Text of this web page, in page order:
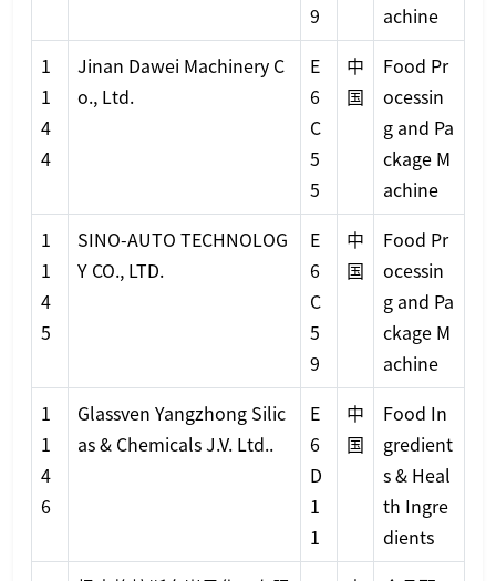
9
achine
1
1
4
4
Jinan Dawei Machinery C
o., Ltd.
E
6
C
5
5
中
国
Food Pr
ocessin
g and Pa
ckage M
achine
1
1
4
5
SINO-AUTO TECHNOLOG
Y CO., LTD.
E
6
C
5
9
中
国
Food Pr
ocessin
g and Pa
ckage M
achine
1
1
4
6
Glassven Yangzhong Silic
as & Chemicals J.V. Ltd..
E
6
D
1
1
中
国
Food In
gredient
s & Heal
th Ingre
dients